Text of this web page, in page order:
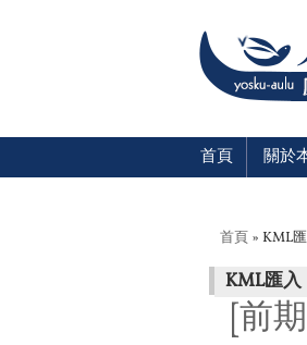
首頁 關於
您在這裡
首頁 » KML
KML匯入
[前